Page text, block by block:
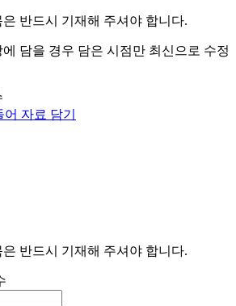
은 반드시 기재해 주셔야 합니다.
담을 경우 담은 시점만 최신으로 수정
자료 담기
은 반드시 기재해 주셔야 합니다.